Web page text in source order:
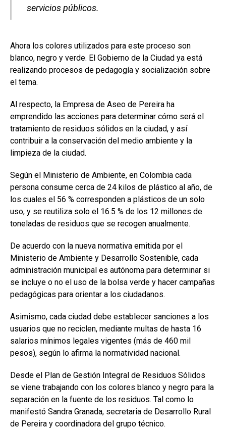
servicios públicos.
Ahora los colores utilizados para este proceso son
blanco, negro y verde. El Gobierno de la Ciudad ya está
realizando procesos de pedagogía y socialización sobre
el tema.
Al respecto, la Empresa de Aseo de Pereira ha
emprendido las acciones para determinar cómo será el
tratamiento de residuos sólidos en la ciudad, y así
contribuir a la conservación del medio ambiente y la
limpieza de la ciudad.
Según el Ministerio de Ambiente, en Colombia cada
persona consume cerca de 24 kilos de plástico al año, de
los cuales el 56 % corresponden a plásticos de un solo
uso, y se reutiliza solo el 16.5 % de los 12 millones de
toneladas de residuos que se recogen anualmente.
De acuerdo con la nueva normativa emitida por el
Ministerio de Ambiente y Desarrollo Sostenible, cada
administración municipal es autónoma para determinar si
se incluye o no el uso de la bolsa verde y hacer campañas
pedagógicas para orientar a los ciudadanos.
Asimismo, cada ciudad debe establecer sanciones a los
usuarios que no reciclen, mediante multas de hasta 16
salarios mínimos legales vigentes (más de 460 mil
pesos), según lo afirma la normatividad nacional.
Desde el Plan de Gestión Integral de Residuos Sólidos
se viene trabajando con los colores blanco y negro para la
separación en la fuente de los residuos. Tal como lo
manifestó Sandra Granada, secretaria de Desarrollo Rural
de Pereira y coordinadora del grupo técnico.